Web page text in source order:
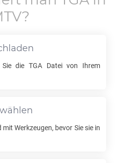
?
die TGA Datei von Ihrem
Werkzeugen, bevor Sie sie in